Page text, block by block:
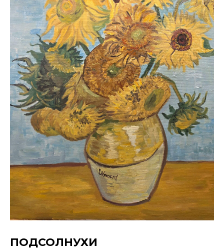
ПОДСОЛНУХИ